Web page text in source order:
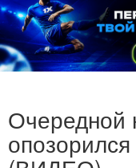
Очередной